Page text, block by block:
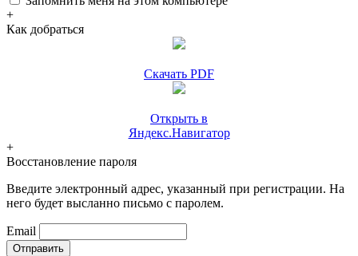
+
Как добраться
Скачать PDF
Открыть в
Яндекс.Навигатор
+
Восстановление пароля
Введите электронный адрес, указанный при регистрации. На
него будет высланно письмо с паролем.
Email